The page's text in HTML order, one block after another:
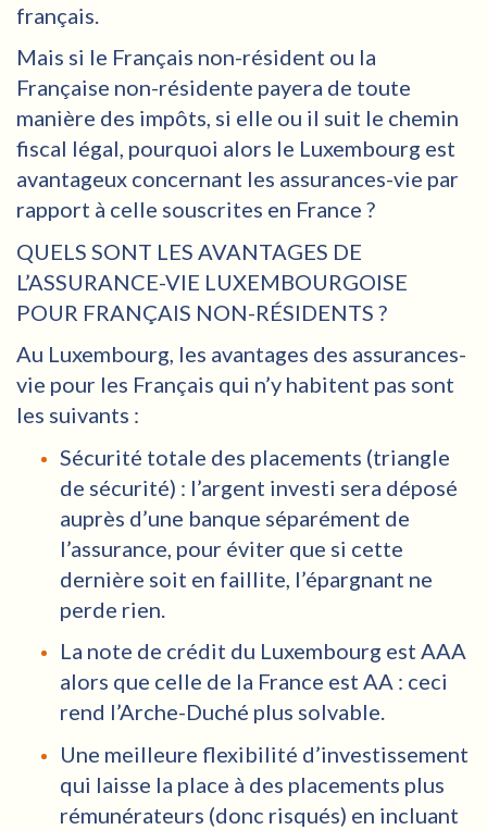
français.
Mais si le Français non-résident ou la
Française non-résidente payera de toute
manière des impôts, si elle ou il suit le chemin
fiscal légal, pourquoi alors le Luxembourg est
avantageux concernant les assurances-vie par
rapport à celle souscrites en France ?
QUELS SONT LES AVANTAGES DE
L’ASSURANCE-VIE LUXEMBOURGOISE
POUR FRANÇAIS NON-RÉSIDENTS ?
Au Luxembourg, les avantages des assurances-
vie pour les Français qui n’y habitent pas sont
les suivants :
Sécurité totale des placements (triangle
de sécurité) : l’argent investi sera déposé
auprès d’une banque séparément de
l’assurance, pour éviter que si cette
dernière soit en faillite, l’épargnant ne
perde rien.
La note de crédit du Luxembourg est AAA
alors que celle de la France est AA : ceci
rend l’Arche-Duché plus solvable.
Une meilleure flexibilité d’investissement
qui laisse la place à des placements plus
rémunérateurs (donc risqués) en incluant